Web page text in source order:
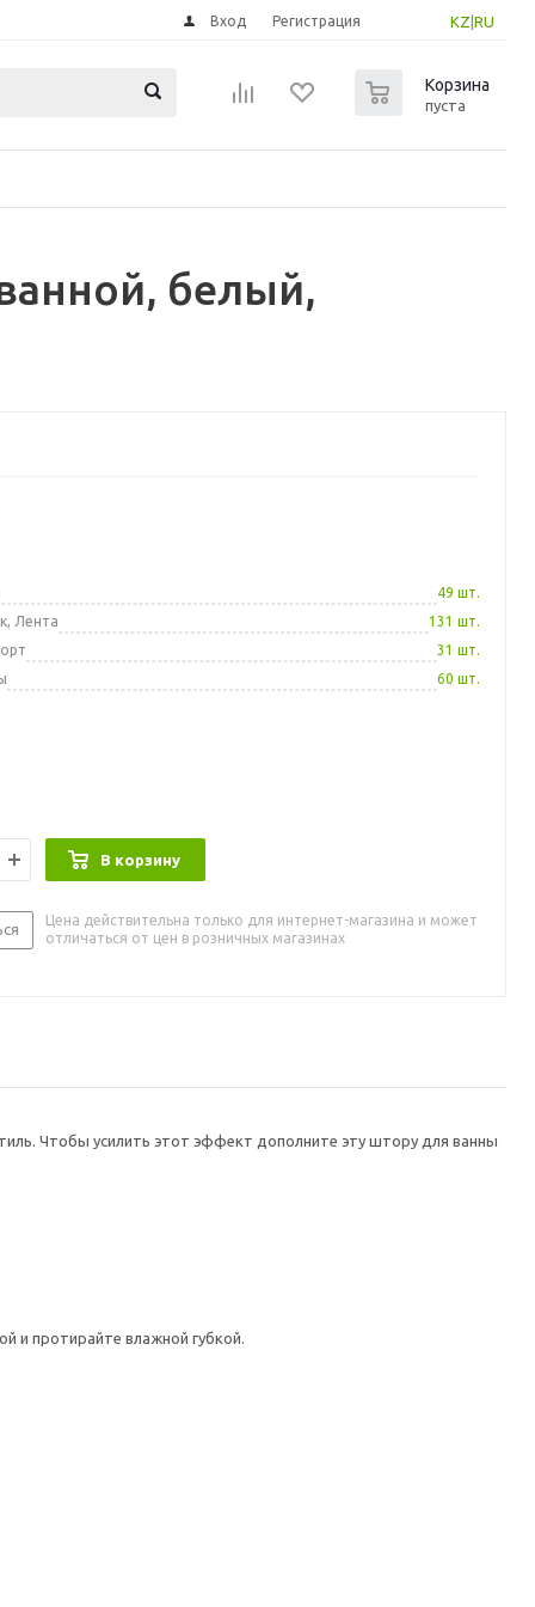
KZ RU
Вход Регистрация
Корзина
пуста
белый,
49 шт.
Лента
131 шт.
31 шт.
60 шт.
В корзину
Цена действительна только для интернет-магазина и может
отличаться от цен в розничных магазинах
Чтобы усилить этот эффект дополните эту штору для ванны
и протирайте влажной губкой.